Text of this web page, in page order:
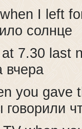
when I left
солнце
at 7.30 last
вчера
you gave